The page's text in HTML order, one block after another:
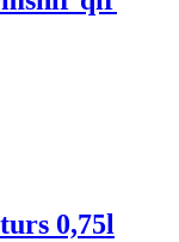
0,75l